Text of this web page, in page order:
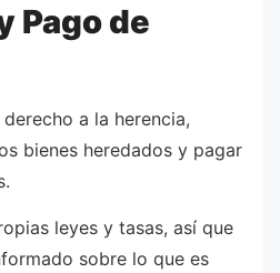
Pago de
a la herencia,
bienes heredados y pagar
leyes y tasas, así que
sobre lo que es